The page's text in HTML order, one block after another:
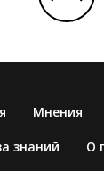
Мнения
знаний О